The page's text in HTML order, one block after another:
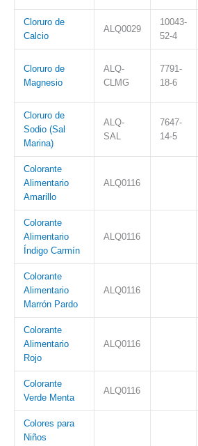
Cloruro de
Calcio
ALQ0029
10043-
52-4
Cloruro de
Magnesio
ALQ-
CLMG
7791-
18-6
Cloruro de
Sodio (Sal
Marina)
ALQ-
SAL
7647-
14-5
Colorante
Alimentario
Amarillo
ALQ0116
Colorante
Alimentario
Índigo Carmín
ALQ0116
Colorante
Alimentario
Marrón Pardo
ALQ0116
Colorante
Alimentario
Rojo
ALQ0116
Colorante
Verde Menta
ALQ0116
Colores para
Niños